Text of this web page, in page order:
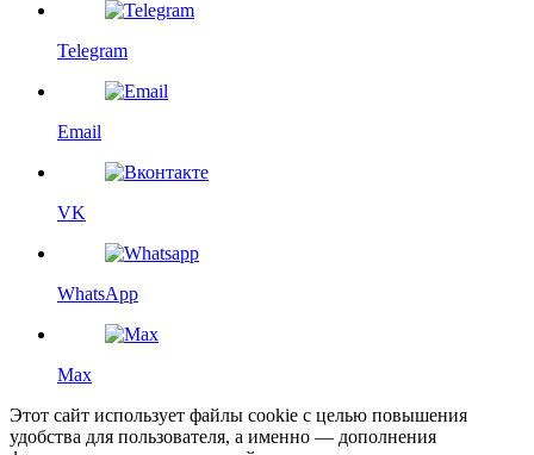
Telegram
Email
VK
WhatsApp
Max
Этот сайт использует файлы cookie с целью повышения
удобства для пользователя, а именно — дополнения